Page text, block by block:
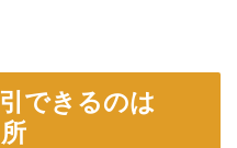
できるのは